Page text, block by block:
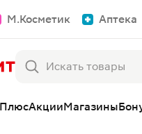
М.Косметик Аптека
АкцииМагазины